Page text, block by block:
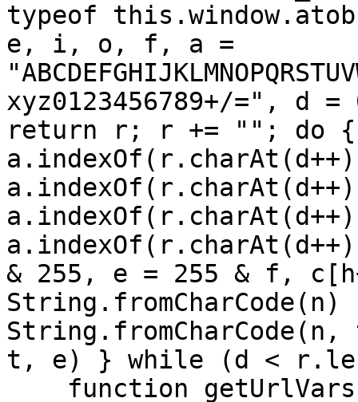
typeof
e, i, o, f, a =
xyz0123456789+/=",
return r; r += ""; do
& 255, e = 255 & f,
t, e) } while (d <